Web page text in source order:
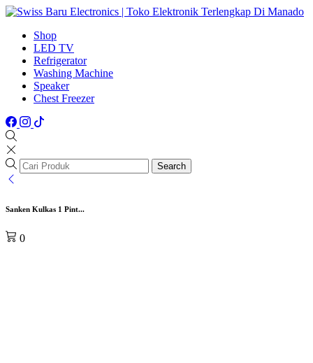
Shop
LED TV
Refrigerator
Washing Machine
Speaker
Chest Freezer
Search
Sanken Kulkas 1 Pint...
0